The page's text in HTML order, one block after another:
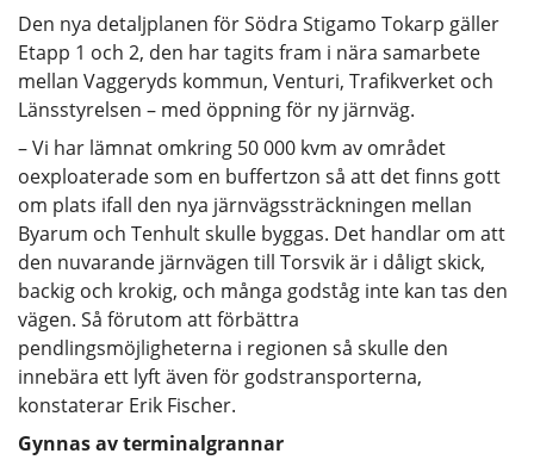
Den nya detaljplanen för Södra Stigamo Tokarp gäller
Etapp 1 och 2, den har tagits fram i nära samarbete
mellan Vaggeryds kommun, Venturi, Trafikverket och
Länsstyrelsen – med öppning för ny järnväg.
– Vi har lämnat omkring 50 000 kvm av området
oexploaterade som en buffertzon så att det finns gott
om plats ifall den nya järnvägssträckningen mellan
Byarum och Tenhult skulle byggas. Det handlar om att
den nuvarande järnvägen till Torsvik är i dåligt skick,
backig och krokig, och många godståg inte kan tas den
vägen. Så förutom att förbättra
pendlingsmöjligheterna i regionen så skulle den
innebära ett lyft även för godstransporterna,
konstaterar Erik Fischer.
Gynnas av terminalgrannar